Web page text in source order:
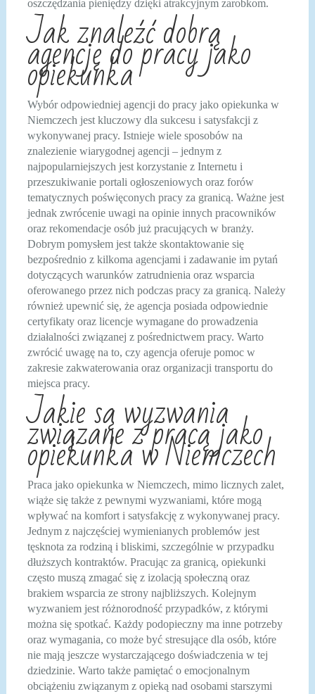
oszczędzania pieniędzy dzięki atrakcyjnym zarobkom.
Jak znaleźć dobrą
agencję do pracy jako
opiekunka
Wybór odpowiedniej agencji do pracy jako opiekunka w
Niemczech jest kluczowy dla sukcesu i satysfakcji z
wykonywanej pracy. Istnieje wiele sposobów na
znalezienie wiarygodnej agencji – jednym z
najpopularniejszych jest korzystanie z Internetu i
przeszukiwanie portali ogłoszeniowych oraz forów
tematycznych poświęconych pracy za granicą. Ważne jest
jednak zwrócenie uwagi na opinie innych pracowników
oraz rekomendacje osób już pracujących w branży.
Dobrym pomysłem jest także skontaktowanie się
bezpośrednio z kilkoma agencjami i zadawanie im pytań
dotyczących warunków zatrudnienia oraz wsparcia
oferowanego przez nich podczas pracy za granicą. Należy
również upewnić się, że agencja posiada odpowiednie
certyfikaty oraz licencje wymagane do prowadzenia
działalności związanej z pośrednictwem pracy. Warto
zwrócić uwagę na to, czy agencja oferuje pomoc w
zakresie zakwaterowania oraz organizacji transportu do
miejsca pracy.
Jakie są wyzwania
związane z pracą jako
opiekunka w Niemczech
Praca jako opiekunka w Niemczech, mimo licznych zalet,
wiąże się także z pewnymi wyzwaniami, które mogą
wpływać na komfort i satysfakcję z wykonywanej pracy.
Jednym z najczęściej wymienianych problemów jest
tęsknota za rodziną i bliskimi, szczególnie w przypadku
dłuższych kontraktów. Pracując za granicą, opiekunki
często muszą zmagać się z izolacją społeczną oraz
brakiem wsparcia ze strony najbliższych. Kolejnym
wyzwaniem jest różnorodność przypadków, z którymi
można się spotkać. Każdy podopieczny ma inne potrzeby
oraz wymagania, co może być stresujące dla osób, które
nie mają jeszcze wystarczającego doświadczenia w tej
dziedzinie. Warto także pamiętać o emocjonalnym
obciążeniu związanym z opieką nad osobami starszymi